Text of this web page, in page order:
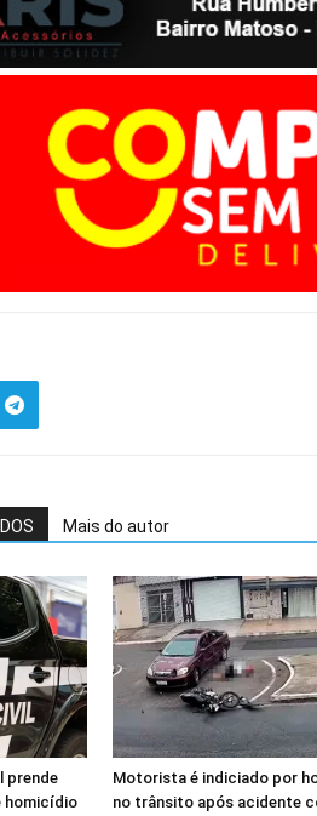
Mais do autor
prende
homicídio
Motorista é indiciado por
no trânsito após acidente